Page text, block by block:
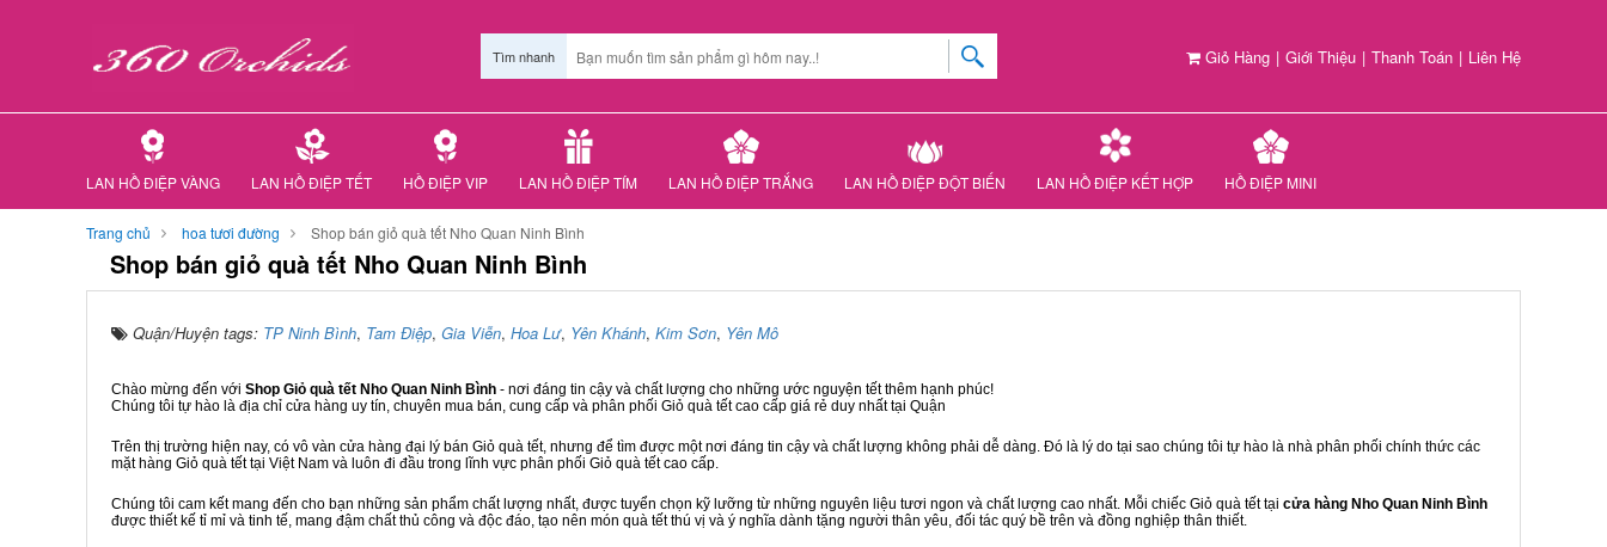
Giỏ Hàng | Giới Thiệu | Thanh Toán | Liên Hệ
Tìm nhanh
LAN HỒ ĐIỆP VÀNG LAN HỒ ĐIỆP TẾT HỒ ĐIỆP VIP LAN HỒ ĐIỆP TÍM LAN HỒ ĐIỆP TRẮNG LAN HỒ ĐIỆP ĐỘT BIẾN LAN HỒ ĐIỆP KẾT HỢP HỒ ĐIỆP MINI
Trang chủ hoa tươi đường Shop bán giỏ quà tết Nho Quan Ninh Bình
Shop bán giỏ quà tết Nho Quan Ninh Bình
Quận/Huyện tags: TP Ninh Bình, Tam Điệp, Gia Viễn, Hoa Lư, Yên Khánh, Kim Sơn, Yên Mô
Chào mừng đến với Shop Giỏ quà tết Nho Quan Ninh Bình - nơi đáng tin cậy và chất lượng cho những ước nguyện tết thêm hạnh phúc!
Chúng tôi tự hào là địa chỉ cửa hàng uy tín, chuyên mua bán, cung cấp và phân phối Giỏ quà tết cao cấp giá rẻ duy nhất tại Quận
Trên thị trường hiện nay, có vô vàn cửa hàng đại lý bán Giỏ quà tết, nhưng để tìm được một nơi đáng tin cậy và chất lượng không phải dễ dàng. Đó là lý do tại sao chúng tôi tự hào là nhà phân phối chính thức các
mặt hàng Giỏ quà tết tại Việt Nam và luôn đi đầu trong lĩnh vực phân phối Giỏ quà tết cao cấp.
Chúng tôi cam kết mang đến cho bạn những sản phẩm chất lượng nhất, được tuyển chọn kỹ lưỡng từ những nguyên liệu tươi ngon và chất lượng cao nhất. Mỗi chiếc Giỏ quà tết tại cửa hàng Nho Quan Ninh Bình
được thiết kế tỉ mỉ và tinh tế, mang đậm chất thủ công và độc đáo, tạo nên món quà tết thú vị và ý nghĩa dành tặng người thân yêu, đối tác quý bề trên và đồng nghiệp thân thiết.